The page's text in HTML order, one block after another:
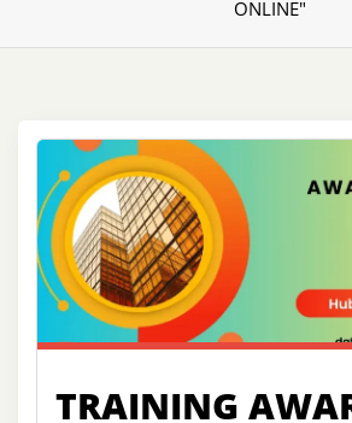
ONLINE"
TRAINING